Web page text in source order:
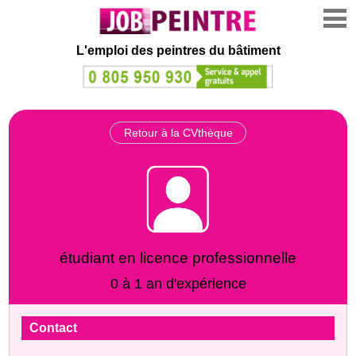
L'emploi des peintres du bâtiment
Retour à la CVthèque
étudiant en licence professionnelle
0 à 1 an d'expérience
Contact